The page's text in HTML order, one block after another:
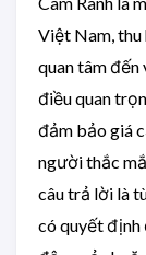
Việt Nam, thu
quan tâm đến
điều quan
đảm bảo giá
người thắc
câu trả lời là
có quyết định